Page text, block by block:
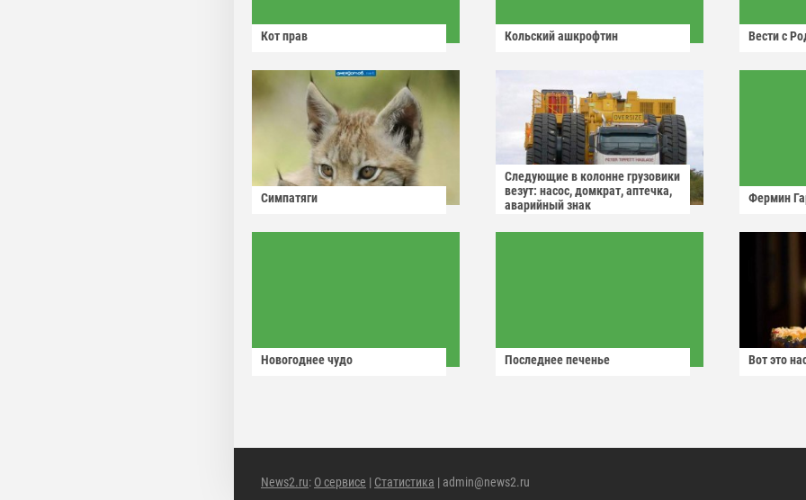
Кот прав Кольский ашкрофтин Вести с
Симпатяги
Следующие в колонне грузовики
везут: насос, домкрат, аптечка,
аварийный знак
Фермин
Новогоднее чудо Последнее печенье Вот это
News2.ru: О сервисе | Статистика | admin@news2.ru